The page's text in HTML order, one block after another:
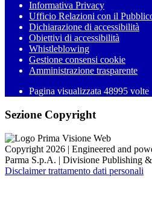
Informativa Privacy
Ufficio Relazioni con il
Dichiarazione di accessibilità
Obiettivi di accessibilità
Whistleblowing
Gestione consensi cookie
Amministrazione trasparente
Pagina visualizzata 48995 volte
Sezione Copyright
Copyright 2026 | Engineered and
Parma S.p.A. | Divisione Publishing
Disclaimer trattamento dati personali